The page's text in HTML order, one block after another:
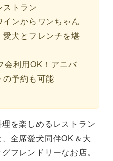
ストラン
ンからワンちゃん
愛犬とフレンチを堪
会利用OK！アニバ
の予約も可能
を楽しめるレストラン
全席愛犬同伴OK＆大
フレンドリーなお店。